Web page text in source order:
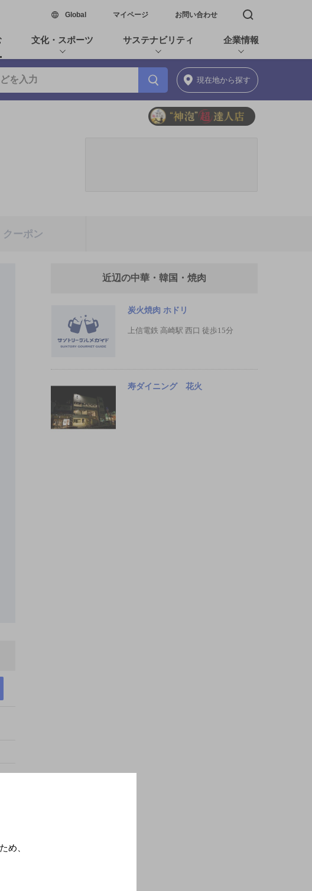
Global新しいウィンドウで開く
マイページ お問い合わせ 検索窓を開く
文化・スポーツ サステナビリティ 企業情報
現在地から探す
クーポン
近辺の中華・韓国・焼肉
炭火焼肉 ホドリ
上信電鉄 高崎駅 西口 徒歩15分
寿ダイニング 花火
め、